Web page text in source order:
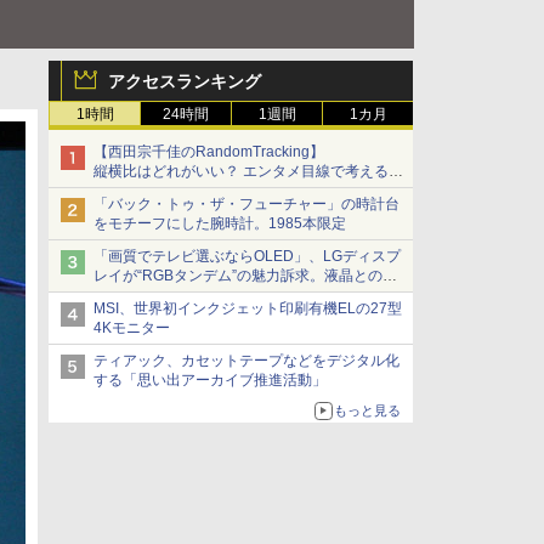
アクセスランキング
1時間 24時間 1週間 1カ月
【西田宗千佳のRandomTracking】
縦横比はどれがいい？ エンタメ目線で考える、
サムスン新「Galaxy Z Fold」
「バック・トゥ・ザ・フューチャー」の時計台
をモチーフにした腕時計。1985本限定
「画質でテレビ選ぶならOLED」、LGディスプ
レイが“RGBタンデム”の魅力訴求。液晶とのガ
チ比較も
MSI、世界初インクジェット印刷有機ELの27型
4Kモニター
ティアック、カセットテープなどをデジタル化
する「思い出アーカイブ推進活動」
もっと見る